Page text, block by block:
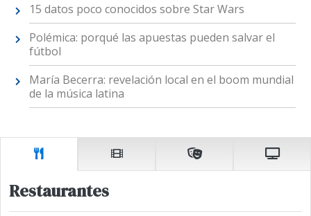
15 datos poco conocidos sobre Star Wars
Polémica: porqué las apuestas pueden salvar el
fútbol
María Becerra: revelación local en el boom mundial
de la música latina
Restaurantes